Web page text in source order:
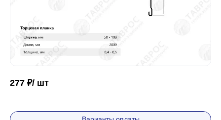
Водосточная система
Профили для гипсокартона
Дача и сад
277 ₽/ шт